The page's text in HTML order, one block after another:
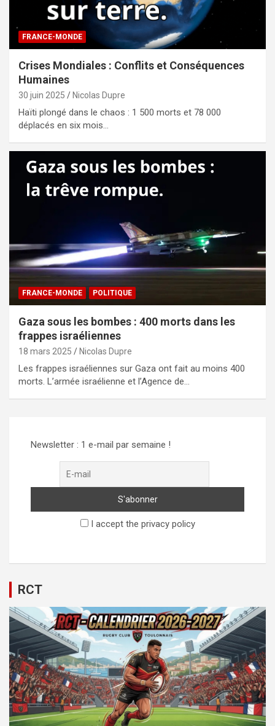
FRANCE-MONDE
Crises Mondiales : Conflits et Conséquences
Humaines
30 juin 2025 Nicolas Dupre
Haïti plongé dans le chaos : 1 500 morts et 78 000
déplacés en six mois…
FRANCE-MONDE POLITIQUE
Gaza sous les bombes : 400 morts dans les
frappes israéliennes
18 mars 2025 Nicolas Dupre
Les frappes israéliennes sur Gaza ont fait au moins 400
morts. L’armée israélienne et l’Agence de…
Newsletter : 1 e-mail par semaine !
I accept the privacy policy
RCT